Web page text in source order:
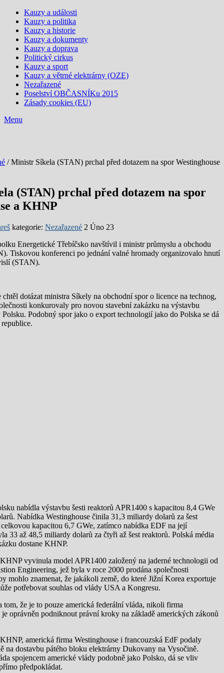
Kauzy a události
Kauzy a politika
Kauzy a historie
Kauzy a dokumenty
Kauzy a doprava
Politický cirkus
Kauzy a sport
Kauzy a větrné elektrárny (OZE)
Nezařazené
Poselství OBČASNÍKu 2015
Zásady cookies (EU)
Menu
/ Ministr Síkela (STAN) prchal před dotazem na spor Westinghouse
(STAN) prchal před dotazem na spor
a KHNP
kategorie: Nezařazené 2 Úno 23
Energetické Třebíčsko navštívil i ministr průmyslu a obchodu
Tiskovou konferenci po jednání valné hromady organizovalo hnutí
(STAN).
chtěl dotázat ministra Síkely na obchodní spor o licence na technog,
konkurovaly pro novou stavební zakázku na výstavbu
Podobný spor jako o export technologií jako do Polska se dá
nabídla výstavbu šesti reaktorů APR1400 s kapacitou 8,4 GWe
Nabídka Westinghouse činila 31,3 miliardy dolarů za šest
kapacitou 6,7 GWe, zatímco nabídka EDF na její
33 až 48,5 miliardy dolarů za čtyři až šest reaktorů. Polská média
dostane KHNP.
vyvinula model APR1400 založený na jaderné technologii od
Engineering, jež byla v roce 2000 prodána společnosti
mohlo znamenat, že jakákoli země, do které Jižní Korea exportuje
potřebovat souhlas od vlády USA a Kongresu.
tom, že je to pouze americká federální vláda, nikoli firma
je oprávněn podniknout právní kroky na základě amerických zákonů
americká firma Westinghouse i francouzská EdF podaly
na dostavbu pátého bloku elektrárny Dukovany na Vysočině.
spojencem americké vlády podobně jako Polsko, dá se vliv
předpokládat.